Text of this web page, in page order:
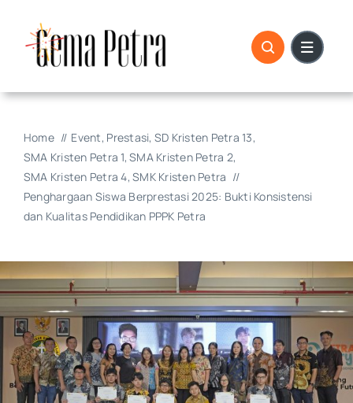
content
Home Event Prestasi SD Kristen Petra 13
SMA Kristen Petra 1 SMA Kristen Petra 2
SMA Kristen Petra 4 SMK Kristen Petra
Penghargaan Siswa Berprestasi 2025: Bukti Konsistensi
dan Kualitas Pendidikan PPPK Petra